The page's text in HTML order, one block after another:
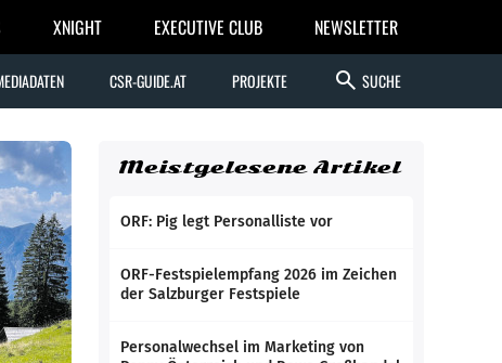
XNIGHT EXECUTIVE CLUB NEWSLETTER
CSR-GUIDE.AT PROJEKTE search SUCHE
Meistgelesene Artikel
ORF: Pig legt Personalliste vor
ORF-Festspielempfang 2026 im Zeichen
der Salzburger Festspiele
Personalwechsel im Marketing von